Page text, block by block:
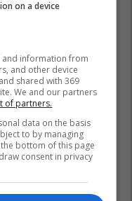
on a device
information from
and other device
shared with 369
We and our partners
of partners.
data on the basis
to by managing
bottom of this page
consent in privacy